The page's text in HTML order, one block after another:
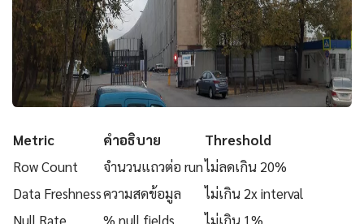
Metric คำอธิบาย
Threshold
Row Count
จำนวนแถวต่อ runไม่ลดเกิน 20%
Data Freshnessความสดข้อมูล
ไม่เกิน 2x interval
Null Rate
% null fields
ไม่เกิน 1%